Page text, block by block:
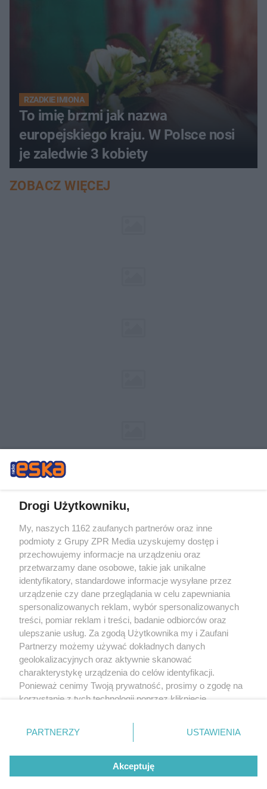
RZADKIE IMIONA
To imię brzmi jak nazwa
europejskiego kraju. W Polsce nosi
je zaledwie 3 kobiety
ZOBACZ WIĘCEJ
Żaden utwór zamieszczony w serwisie nie może być powielany i
rozpowszechniany lub dalej rozpowszechniany w jakikolwiek sposób (w
tym także elektroniczny lub mechaniczny) na jakimkolwiek polu
eksploatacji w jakiejkolwiek formie, włącznie z umieszczaniem w Internecie
bez pisemnej zgody właściciela praw. Jakiekolwiek użycie lub
wykorzystanie utworów w całości lub w części z naruszeniem prawa, tzn.
bez właściwej zgody, jest zabronione pod groźbą kary i może być ścigane
prawnie.
O nas
Drogi Użytkowniku,
My, naszych 1162 zaufanych partnerów oraz inne
podmioty z Grupy ZPR Media uzyskujemy dostęp i
przechowujemy informacje na urządzeniu oraz
przetwarzamy dane osobowe, takie jak unikalne
identyfikatory, standardowe informacje wysyłane przez
urządzenie czy dane przeglądania w celu zapewniania
spersonalizowanych reklam, wybór spersonalizowanych
treści, pomiar reklam i treści, badanie odbiorców oraz
ulepszanie usług. Za zgodą Użytkownika my i Zaufani
Partnerzy możemy używać dokładnych danych
geolokalizacyjnych oraz aktywnie skanować
charakterystykę urządzenia do celów identyfikacji.
Ponieważ cenimy Twoją prywatność, prosimy o zgodę na
korzystanie z tych technologii poprzez kliknięcie
zmienić/wycofać klikając przycisk ustawień prywatności
znajdujący się w lewym dolnym rogu strony
rodzaje przetwarzania danych nie wymagają zgody
użytkownika, ale masz prawo sprzeciwić się takiemu
przetwarzaniu. Preferencje będą miały zastosowanie tylko
PARTNERZY USTAWIENIA
Akceptuję